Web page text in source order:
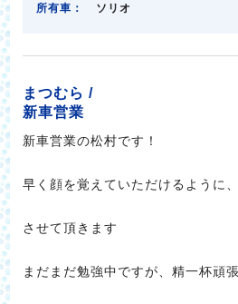
所有車：
ソリオ
まつむら /
新車営業
新車営業の松村です！
早く顔を覚えていただけるように
させて頂きます
まだまだ勉強中ですが、精一杯頑